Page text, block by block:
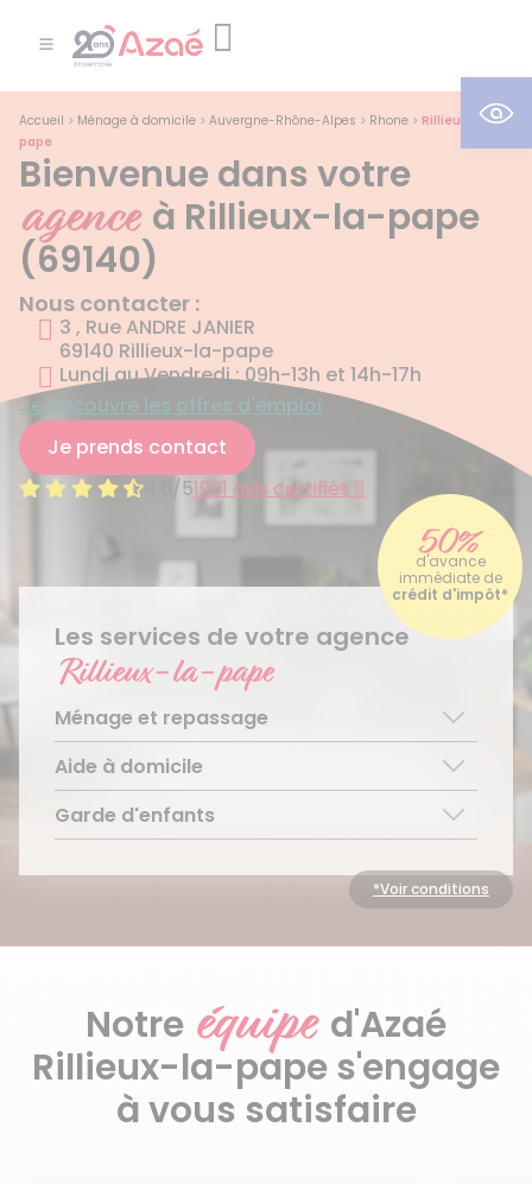
Accueil > Ménage à domicile > Auvergne-Rhône-Alpes > Rhone > Rillieux-la-
pape
Bienvenue dans votre
agence à Rillieux-la-pape
(69140)
Nous contacter :
3 , Rue ANDRE JANIER
69140 Rillieux-la-pape
Lundi au Vendredi : 09h-13h et 14h-17h
Je découvre les offres d'emploi
Je prends contact
4.5/51901 avis certifiés
50%
d'avance
immédiate de
crédit d'impôt*
Les services de votre agence
Rillieux-la-pape
Ménage et repassage
Ménage régulier
Ménage ponctuel
Repassage à domicile
Découvrir le service
Aide à domicile
Aide aux personnes âgées
Téléassistance pour personnes âgées
Garde d'enfants
*Voir conditions
Notre équipe d'Azaé
Rillieux-la-pape s'engage
à vous satisfaire